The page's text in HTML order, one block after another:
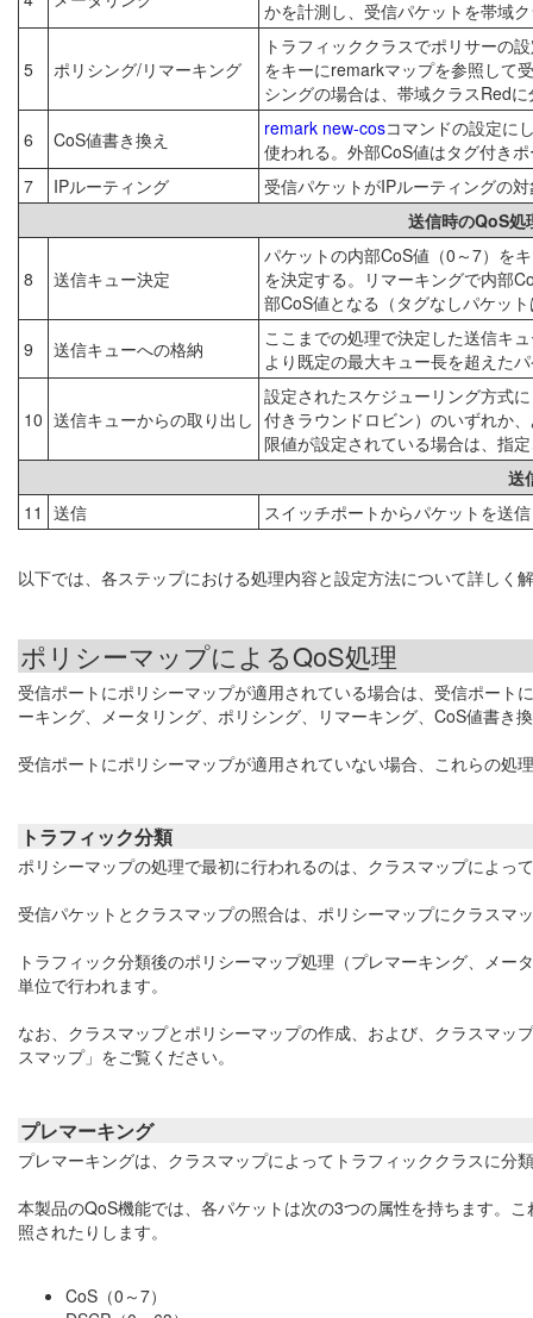
かを計測し、受信パケットを帯域
5 ポリシング/リマーキング
トラフィッククラスでポリサーの
をキーにremarkマップを参照して
シングの場合は、帯域クラスRed
6
CoS値書き換え remark new-cosコマンドの設定に
使われる。外部CoS値はタグ付き
7
IPルーティング
受信パケットがIPルーティングの
送信時のQoS処
8 送信キュー決定
パケットの内部CoS値（0～7）を
を決定する。リマーキングで内部
部CoS値となる（タグなしパケッ
9
送信キューへの格納
ここまでの処理で決定した送信キ
より既定の最大キュー長を超えた
10 送信キューからの取り出し
設定されたスケジューリング方式
付きラウンドロビン）のいずれか
限値が設定されている場合は、指
送
11 送信 スイッチポートからパケットを送信
以下では、各ステップにおける処理内容と設定方法について詳しく
ポリシーマップによるQoS処理
受信ポートにポリシーマップが適用されている場合は、受信ポー
ーキング、メータリング、ポリシング、リマーキング、CoS値書き
受信ポートにポリシーマップが適用されていない場合、これらの処
トラフィック分類
ポリシーマップの処理で最初に行われるのは、クラスマップによっ
受信パケットとクラスマップの照合は、ポリシーマップにクラスマ
トラフィック分類後のポリシーマップ処理（プレマーキング、メ
単位で行われます。
なお、クラスマップとポリシーマップの作成、および、クラスマ
スマップ」をご覧ください。
プレマーキング
プレマーキングは、クラスマップによってトラフィッククラスに分
本製品のQoS機能では、各パケットは次の3つの属性を持ちます。
照されたりします。
CoS（0～7）